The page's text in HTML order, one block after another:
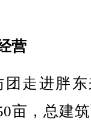
营
走进胖东
亩，总建